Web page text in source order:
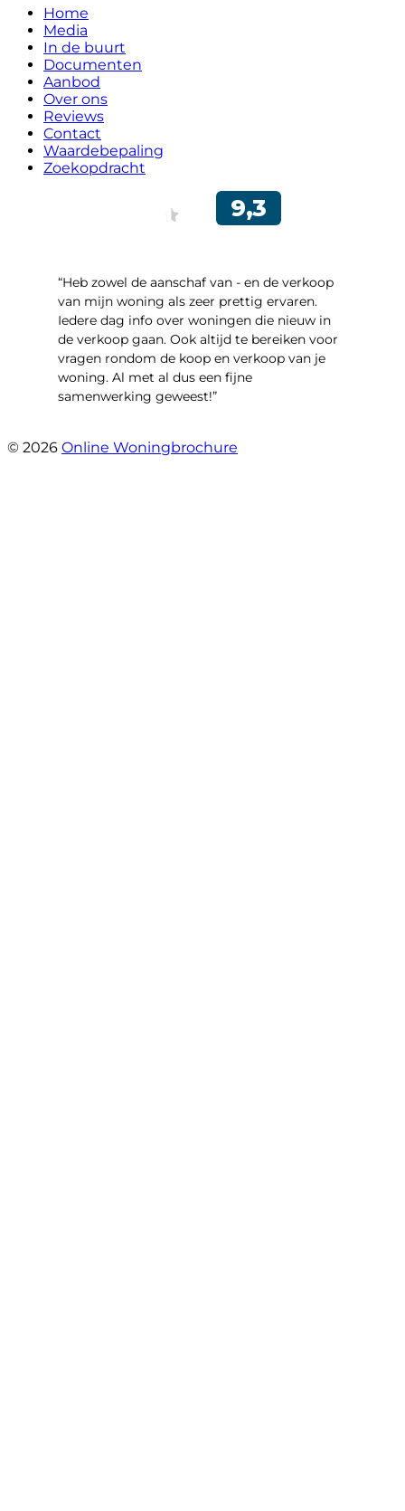
Home
Media
In de buurt
Documenten
Aanbod
Over ons
Reviews
Contact
Waardebepaling
Zoekopdracht
“Heb zowel de aanschaf van - en de verkoop
van mijn woning als zeer prettig ervaren.
Iedere dag info over woningen die nieuw in
de verkoop gaan. Ook altijd te bereiken voor
vragen rondom de koop en verkoop van je
woning. Al met al dus een fijne
samenwerking geweest!”
© 2026 Online Woningbrochure